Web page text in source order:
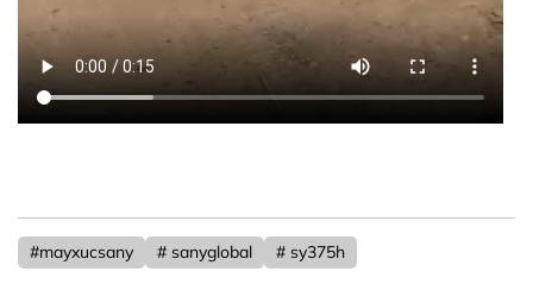
#mayxucsany # sanyglobal # sy375h